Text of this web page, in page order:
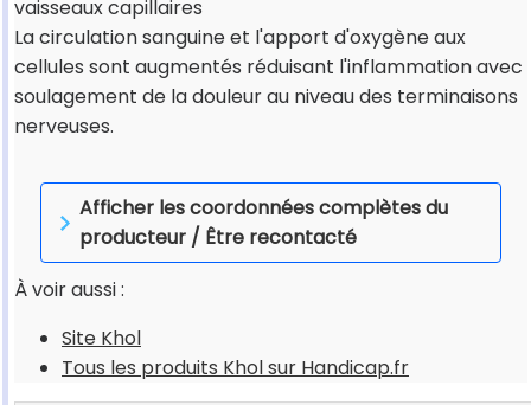
vaisseaux capillaires
La circulation sanguine et l'apport d'oxygène aux
cellules sont augmentés réduisant l'inflammation avec
soulagement de la douleur au niveau des terminaisons
nerveuses.
Afficher les coordonnées complètes du
producteur / Être recontacté
À voir aussi :
Site Khol
Tous les produits Khol sur Handicap.fr